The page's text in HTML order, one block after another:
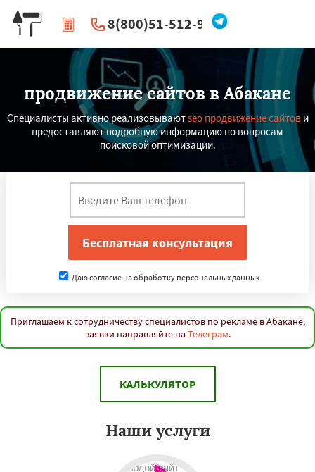
8(800)51-512-96
| Перезвоните мне
продвижение сайтов в Абакане
Специалисты активно реализовываютseo продвижение сайтов и
предоставляют подробную информацию по вопросам
поисковой оптимизации.
Даю согласие на обработку персональных данных
Приглашаем к сотрудничеству специалистов по рекламе в Абакане,
заявки направляйте на Телеграм.
КАЛЬКУЛЯТОР
Наши услуги